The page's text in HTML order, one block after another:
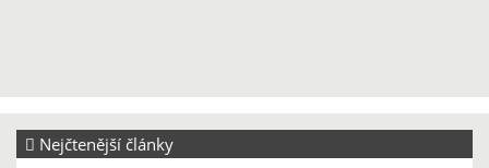
Nejčtenější články